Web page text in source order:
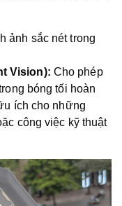
ảnh sắc nét trong
Vision): Cho phép
bóng tối hoàn
ích cho những
công việc kỹ thuật